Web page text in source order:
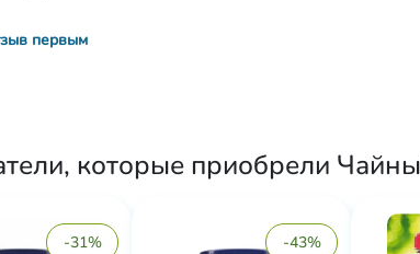
первым
которые приобрели
-31% -43%